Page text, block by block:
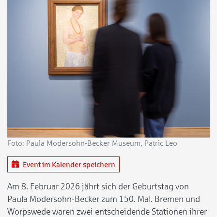
Foto: Paula Modersohn-Becker Museum, Patric Leo
Event im Kalender speichern
Am 8. Februar 2026 jährt sich der Geburtstag von
Paula Modersohn-Becker zum 150. Mal. Bremen und
Worpswede waren zwei entscheidende Stationen ihrer